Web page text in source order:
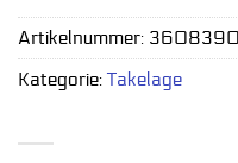
Artikelnummer:
Kategorie: Takelage